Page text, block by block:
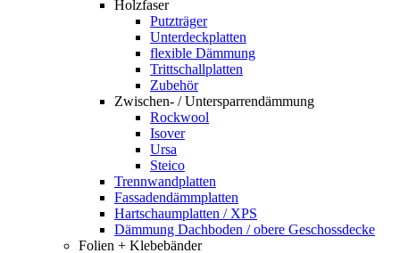
Holzfaser
Putzträger
Unterdeckplatten
flexible Dämmung
Trittschallplatten
Zubehör
Zwischen- / Untersparrendämmung
Rockwool
Isover
Ursa
Steico
Trennwandplatten
Fassadendämmplatten
Hartschaumplatten / XPS
Dämmung Dachboden / obere Geschossdecke
Folien + Klebebänder